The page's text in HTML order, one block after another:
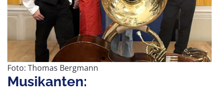
Foto: Thomas Bergmann
Musikanten: